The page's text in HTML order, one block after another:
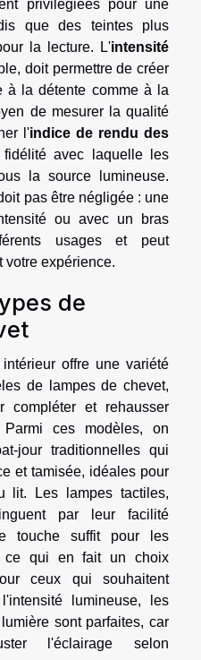
privilégiées pour une
que des teintes plus
la lecture. L'intensité
doit permettre de créer
à la détente comme à la
de mesurer la qualité
l'indice de rendu des
avec laquelle les
la source lumineuse.
pas être négligée : une
ou avec un bras
usages et peut
votre expérience.
de
offre une variété
de lampes de chevet,
compléter et rehausser
ces modèles, on
jour traditionnelles qui
et tamisée, idéales pour
lit. Les lampes tactiles,
par leur facilité
touche suffit pour les
ce qui en fait un choix
ceux qui souhaitent
lumineuse, les
sont parfaites, car
l'éclairage selon